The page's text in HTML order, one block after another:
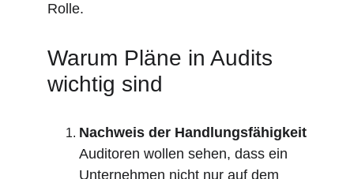
Rolle.
Warum Pläne in Audits
wichtig sind
Nachweis der Handlungsfähigkeit
Auditoren wollen sehen, dass ein
Unternehmen nicht nur auf dem